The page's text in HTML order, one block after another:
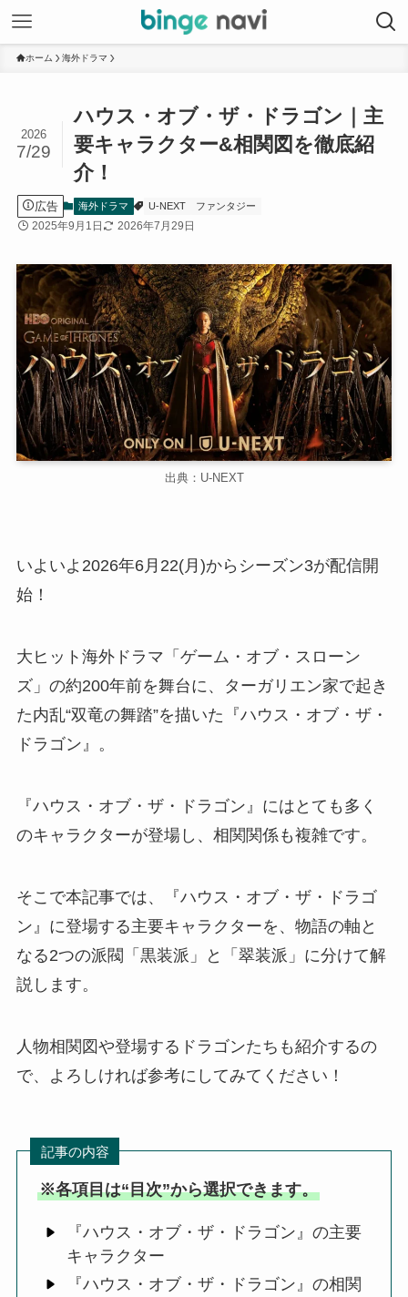
ホーム 海外ドラマ
ハウス・オブ・ザ・ドラゴン｜主
要キャラクター&相関図を徹底紹
介！
2026
7/29
広告 海外ドラマ U-NEXT ファンタジー
2025年9月1日 2026年7月29日
出典：U-NEXT
いよいよ2026年6月22(月)からシーズン3が配信開
始！
大ヒット海外ドラマ「ゲーム・オブ・スローン
ズ」の約200年前を舞台に、ターガリエン家で起き
た内乱“双竜の舞踏”を描いた『ハウス・オブ・ザ・
ドラゴン』。
『ハウス・オブ・ザ・ドラゴン』にはとても多く
のキャラクターが登場し、相関関係も複雑です。
そこで本記事では、『ハウス・オブ・ザ・ドラゴ
ン』に登場する主要キャラクターを、物語の軸と
なる2つの派閥「黒装派」と「翠装派」に分けて解
説します。
人物相関図や登場するドラゴンたちも紹介するの
で、よろしければ参考にしてみてください！
記事の内容
※各項目は“目次”から選択できます。
『ハウス・オブ・ザ・ドラゴン』の主要
キャラクター
『ハウス・オブ・ザ・ドラゴン』の相関